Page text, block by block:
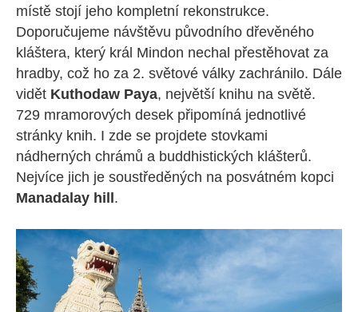
místě stojí jeho kompletní rekonstrukce.
Doporučujeme návštěvu původního dřevěného
kláštera, který král Mindon nechal přestěhovat za
hradby, což ho za 2. světové války zachránilo. Dále
vidět Kuthodaw Paya, největší knihu na světě.
729 mramorových desek připomíná jednotlivé
stránky knih. I zde se projdete stovkami
nádherných chrámů a buddhistických klášterů.
Nejvíce jich je soustředěných na posvátném kopci
Manadalay hill .